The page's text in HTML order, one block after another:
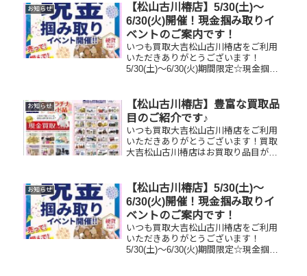
お知らせ
【松山古川椿店】5/30(土)～
6/30(火)開催！現金掴み取りイ
ベントのご案内です！
いつも買取大吉松山古川椿店をご利用
いただきありがとうございます！
5/30(土)～6/30(火)期間限定☆現金掴み
だけます😌(金券類、テレカ、切手、古
銭、現行銭両替は対...
お知らせ
【松山古川椿店】豊富な買取品
目のご紹介です♪
いつも買取大吉松山古川椿店をご利用
いただきありがとうございます！買取
大吉松山古川椿店はお買取り品目が豊
断られたものや、片手でお持ちいただ
けるものならお買取りできるお品が...
お知らせ
【松山古川椿店】5/30(土)～
6/30(火)開催！現金掴み取りイ
ベントのご案内です！
いつも買取大吉松山古川椿店をご利用
いただきありがとうございます！
5/30(土)～6/30(火)期間限定☆現金掴み